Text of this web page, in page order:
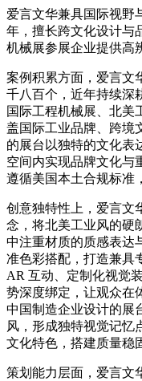
爱言文华兼具国际视野
年，擅长跨文化设计与
机械展参展企业提供高
案例积累方面，爱言文
千八百个，近年持续深
国际工程机械展、北美
盖国际工业品牌、跨境
的展台以独特的文化表
空间内实现品牌文化与
遵循美国本土合规标准
创意独特性上，爱言文
念，将北美工业风的硬
中注重材质的质感表达
准色彩搭配，打造兼具
AR 互动、定制化视觉
势深度绑定，让观众在
中国制造企业设计的展
风，形成独特视觉记忆
文化特色，搭建质量稳
策划能力层面，爱言